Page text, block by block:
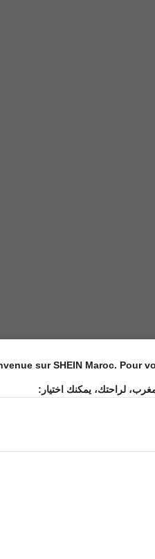
sur SHEIN Maroc. Pour
لراحتك، يمكنك اختيار: